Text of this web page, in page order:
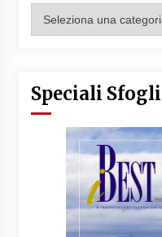
Articoli
Speciali